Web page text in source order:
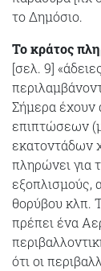
το Δημόσιο.
Το κράτος
[σελ. 9]
Σήμερα έχουν
επιπτώσεων
εκατοντάδων
πληρώνει για
εξοπλισμούς,
θορύβου κλπ.
πρέπει ένα
ότι οι